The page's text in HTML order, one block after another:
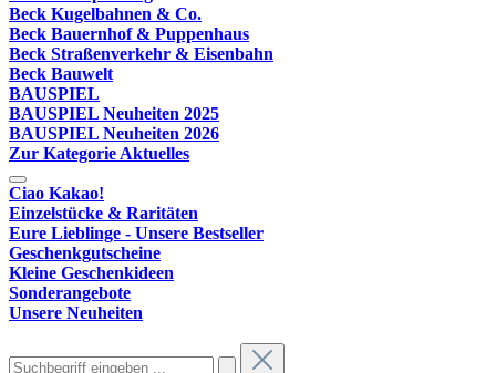
Beck Kugelbahnen & Co.
Beck Bauernhof & Puppenhaus
Beck Straßenverkehr & Eisenbahn
Beck Bauwelt
BAUSPIEL
BAUSPIEL Neuheiten 2025
BAUSPIEL Neuheiten 2026
Zur Kategorie Aktuelles
Ciao Kakao!
Einzelstücke & Raritäten
Eure Lieblinge - Unsere Bestseller
Geschenkgutscheine
Kleine Geschenkideen
Sonderangebote
Unsere Neuheiten